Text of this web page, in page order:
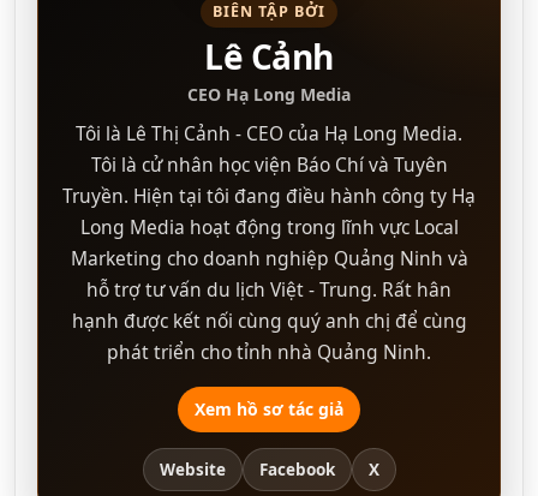
BIÊN TẬP BỞI
Lê Cảnh
CEO Hạ Long Media
Tôi là Lê Thị Cảnh - CEO của Hạ Long Media.
Tôi là cử nhân học viện Báo Chí và Tuyên
Truyền. Hiện tại tôi đang điều hành công ty Hạ
Long Media hoạt động trong lĩnh vực Local
Marketing cho doanh nghiệp Quảng Ninh và
hỗ trợ tư vấn du lịch Việt - Trung. Rất hân
hạnh được kết nối cùng quý anh chị để cùng
phát triển cho tỉnh nhà Quảng Ninh.
Xem hồ sơ tác giả
Website Facebook X